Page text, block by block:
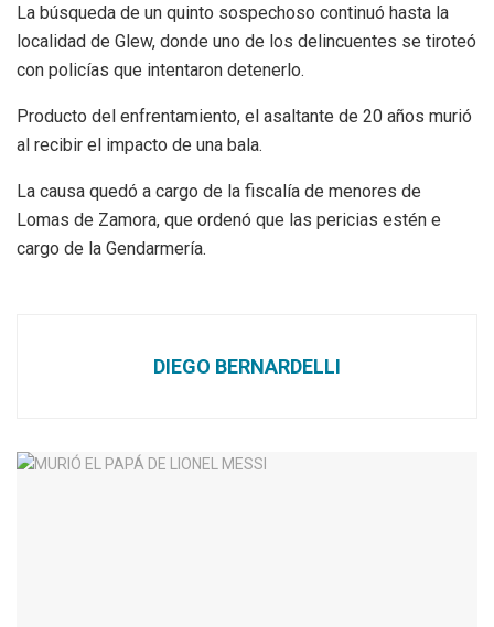
La búsqueda de un quinto sospechoso continuó hasta la
localidad de Glew, donde uno de los delincuentes se tiroteó
con policías que intentaron detenerlo.
Producto del enfrentamiento, el asaltante de 20 años murió
al recibir el impacto de una bala.
La causa quedó a cargo de la fiscalía de menores de
Lomas de Zamora, que ordenó que las pericias estén e
cargo de la Gendarmería.
DIEGO BERNARDELLI